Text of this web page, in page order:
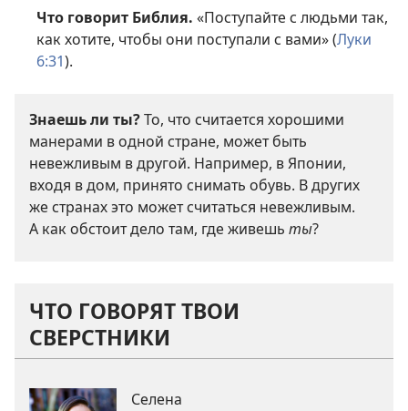
Что говорит Библия. «Поступайте с людьми так,
как хотите, чтобы они поступали с вами» (Луки
6:31).
Знаешь ли ты?То, что считается хорошими
манерами в одной стране, может быть
невежливым в другой. Например, в Японии,
входя в дом, принято снимать обувь. В других
же странах это может считаться невежливым.
А как обстоит дело там, где живешь ты?
ЧТО ГОВОРЯТ ТВОИ
СВЕРСТНИКИ
Селена